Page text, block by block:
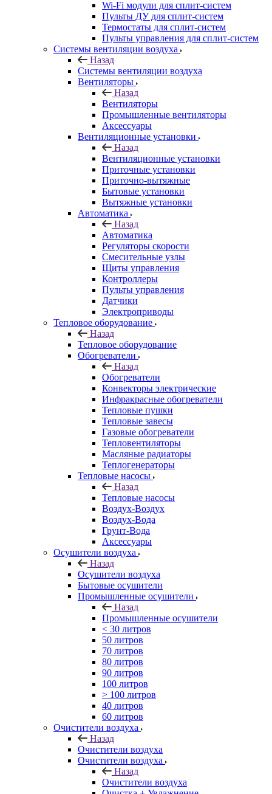
Wi-Fi модули для сплит-систем
Пульты ДУ для сплит-систем
Термостаты для сплит-систем
Пульты управления для сплит-систем
Системы вентиляции воздуха
Назад
Системы вентиляции воздуха
Вентиляторы
Назад
Вентиляторы
Промышленные вентиляторы
Аксессуары
Вентиляционные установки
Назад
Вентиляционные установки
Приточные установки
Приточно-вытяжные
Бытовые установки
Вытяжные установки
Автоматика
Назад
Автоматика
Регуляторы скорости
Смесительные узлы
Щиты управления
Контроллеры
Пульты управления
Датчики
Электроприводы
Тепловое оборудование
Назад
Тепловое оборудование
Обогреватели
Назад
Обогреватели
Конвекторы электрические
Инфракрасные обогреватели
Тепловые пушки
Тепловые завесы
Газовые обогреватели
Тепловентиляторы
Масляные радиаторы
Теплогенераторы
Тепловые насосы
Назад
Тепловые насосы
Воздух-Воздух
Воздух-Вода
Грунт-Вода
Аксессуары
Осушители воздуха
Назад
Осушители воздуха
Бытовые осушители
Промышленные осушители
Назад
Промышленные осушители
< 30 литров
50 литров
70 литров
80 литров
90 литров
100 литров
> 100 литров
40 литров
60 литров
Очистители воздуха
Назад
Очистители воздуха
Очистители воздуха
Назад
Очистители воздуха